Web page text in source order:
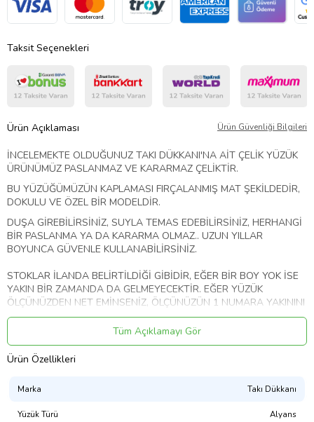
Taksit Seçenekleri
Ürün Açıklaması Ürün Güvenliği Bilgileri
İNCELEMEKTE OLDUĞUNUZ TAKI DÜKKANI'NA AİT ÇELİK YÜZÜK
ÜRÜNÜMÜZ PASLANMAZ VE KARARMAZ ÇELİKTİR.
BU YÜZÜĞÜMÜZÜN KAPLAMASI FIRÇALANMIŞ MAT ŞEKİLDEDİR,
DOKULU VE ÖZEL BİR MODELDİR.
DUŞA GİREBİLİRSİNİZ, SUYLA TEMAS EDEBİLİRSİNİZ, HERHANGİ
BİR PASLANMA YA DA KARARMA OLMAZ.. UZUN YILLAR
BOYUNCA GÜVENLE KULLANABİLİRSİNİZ.
STOKLAR İLANDA BELİRTİLDİĞİ GİBİDİR, EĞER BİR BOY YOK İSE
YAKIN BİR ZAMANDA DA GELMEYECEKTİR. EĞER YÜZÜK
ÖLÇÜNÜZDEN NET EMİNSENİZ, ÖLÇÜNÜZÜN 1 NUMARA YAKININI
SİPARİŞ VEREBİLİRSİNİZ. YÜZÜKLERİMİZ BOMBELİ OLDUĞUNDAN
1 NUMARAYI TELAFİ EDEBİLMEKTEDİR.
YÜZÜK BOYU NASIL ÖĞRENİLİR SORUSUNUN BİZDEKİ EN NET
GÜMÜŞÇÜYE GİDEREK 1 KEREYE MAHSUS YÜZÜK ÖLÇÜLERİNİZİ
NET ÖĞRENEBİLİRSİNİZ.
Tüm Açıklamayı Gör
Ürün Özellikleri
Marka Takı Dükkanı
Yüzük Türü Alyans